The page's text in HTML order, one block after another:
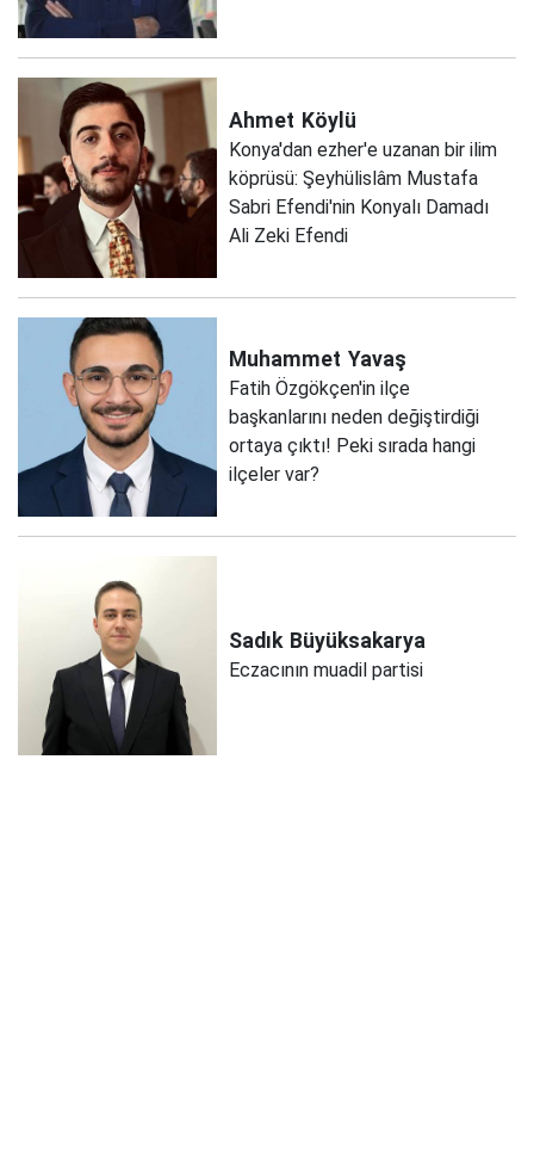
Ahmet Köylü
Konya'dan ezher'e uzanan bir ilim
köprüsü: Şeyhülislâm Mustafa
Sabri Efendi'nin Konyalı Damadı
Ali Zeki Efendi
Muhammet Yavaş
Fatih Özgökçen'in ilçe
başkanlarını neden değiştirdiği
ortaya çıktı! Peki sırada hangi
ilçeler var?
Sadık Büyüksakarya
Eczacının muadil partisi